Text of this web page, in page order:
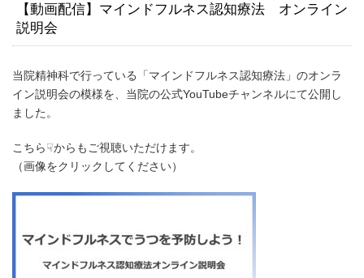
【動画配信】マインドフルネス認知療法 オンライン
説明会
当院精神科で行っている「マインドフルネス認知療法」のオンラ
イン説明会の模様を、当院の公式YouTubeチャンネルにて公開し
ました。
こちら☟からもご視聴いただけます。
（画像をクリックしてください）